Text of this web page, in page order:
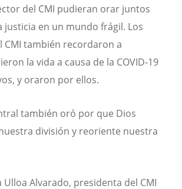
del CMI pudieran orar juntos
justicia en un mundo frágil. Los
CMI también recordaron a
la vida a causa de la COVID-19
y oraron por ellos.
también oró por que Dios
división y reoriente nuestra
Ulloa Alvarado, presidenta del CMI